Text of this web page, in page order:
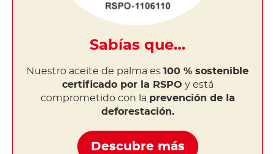
Sabías que…
Nuestro aceite de palma es 100 % sostenible
certificado por la RSPO y está
comprometido con la prevención de la
deforestación.
Descubre más